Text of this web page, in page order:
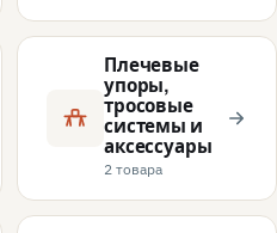
Плечевые
упоры,
тросовые
системы и
аксессуары
2 товара